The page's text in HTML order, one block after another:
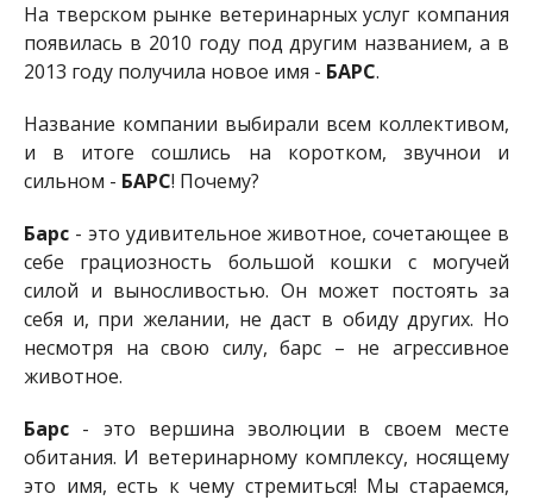
На тверском рынке ветеринарных услуг компания
появилась в 2010 году под другим названием, а в
2013 году получила новое имя - БАРС.
Название компании выбирали всем коллективом,
и в итоге сошлись на коротком, звучнои и
сильном - БАРС! Почему?
Барс - это удивительное животное, сочетающее в
себе грациозность большой кошки с могучей
силой и выносливостью. Он может постоять за
себя и, при желании, не даст в обиду других. Но
несмотря на свою силу, барс – не агрессивное
животное.
Барс - это вершина эволюции в своем месте
обитания. И ветеринарному комплексу, носящему
это имя, есть к чему стремиться! Мы стараемся,